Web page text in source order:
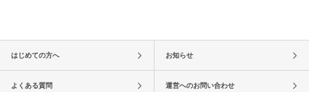
はじめての方へ お知らせ
よくある質問 運営へのお問い合わせ